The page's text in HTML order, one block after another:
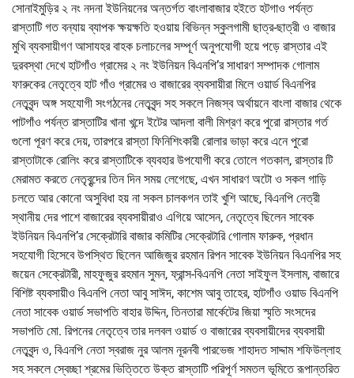
সোনাইমুড়ির ২ নং নদনা ইউনিয়নের অন্তর্গত বাংলাবাজার হইতে হটগাও পর্যন্ত
রাস্তাটি গত বন্যায় ব্যাপক ক্ষয়ক্ষতি হওয়ায় বিভিন্ন স্কুলগামী ছাত্র-ছাত্রী ও বাজার
মুখি ব্যবসায়ীগণ আসাযহর বাহক চলাচলের সম্পূর্ণ অনুপযোগী হয়ে পড়ে রাস্তার এই
দুরবস্থা দেখে হাটগাঁও গ্রামের ২ নং ইউনিয়ন বিএনপি’র সাধারণ সম্পাদক গোলাম
ফারুকের নেতৃত্বে হাট গাঁও গ্রামের ও বাজারের ব্যবসায়ীরা মিলে ওয়ার্ড বিএনপির
নেতৃবৃন্দ অঙ্গ সহযোগী সংগঠনের নেতৃবৃন্দ সহ সকলে নিজস্ব অর্থায়নে বাংলা বাজার থেকে
পাটগাঁও পর্যন্ত রাস্তাটির খানা খন্দে ইটের আদলা বালী মিশ্রণ করে পুরো রাস্তার গর্ত
গুলো পূরণ করে দেয়, তারপরে রাস্তা ফিনিশিংকারী রোলার ভাড়া করে এনে পুরো
রাস্তাটাকে রোলিং করে রাস্তাটিকে ব্যবহার উপযোগী করে তোলে গতকাল, রাস্তার টি
মেরামত করতে নেতৃবৃন্দের তিন দিন সময় লেগেছে, এখন সাধারণ অটো ও সকল গাড়ি
চলতে আর কোনো অসুবিধা হয় না সকল চালকগন তাই খুশি আছে, বিএনপি নেত্রী
স্থানীয় দের পাশে বাজারের ব্যবসায়ীরাও এগিয়ে আসেন, নেতৃত্বে ছিলেন সাবেক
ইউনিয়ন বিএনপি’র সেক্রেটারি বাজার কমিটির সেক্রেটারি গোলাম ফারুক, প্রধান
সহযোগী হিসেবে উপস্থিত ছিলেন আজিজুর রহমান রিপন সাবেক ইউনিয়ন বিএনপির সহ
জয়েন সেক্রেটারী, মাহফুজুর রহমান সুমন, ফ্রান্স-বিএনপি নেতা সাইফুল ইসলাম, বাজারে
বিশিষ্ট ব্যবসায়ীও বিএনপি নেতা আবু সাঈদ, কাশেম আবু তাহের, হাটগাঁও ওয়াড বিএনপি
নেতা সাবেক ওয়ার্ড সভাপতি বাহার উদ্দিন, তিনতারা মার্কেটের জিয়া স্মৃতি সংসদের
সভাপতি মো. রিপনের নেতৃত্বে তার দলবল ওয়ার্ড ও বাজারের ব্যবসায়ীদের ব্যবসায়ী
নেতৃবৃন্দ ও, বিএনপি নেতা স্বরাজ নুর আলম নূরনবী পারভেজ শাহাদত সাদ্দাম শফিউল্লাহ
সহ সকলে স্বেচ্ছা শ্রমের ভিত্তিতে উক্ত রাস্তাটি পরিপূর্ণ সমতল ভূমিতে রূপান্তরিত